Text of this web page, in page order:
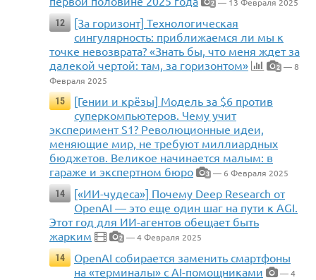
2
12
[За горизонт] Технологическая
сингулярность: приближаемся ли мы к
точке невозврата? «Знать бы, что меня ждет за
далекой чертой: там, за горизонтом»
2 — 8
Февраля 2025
15
[Гении и крёзы] Модель за $6 против
суперкомпьютеров. Чему учит
эксперимент S1? Революционные идеи,
меняющие мир, не требуют миллиардных
бюджетов. Великое начинается малым: в
гараже и экспертном бюро
3 — 6 Февраля 2025
14
[«ИИ-чудеса»] Почему Deep Research от
OpenAI — это еще один шаг на пути к AGI.
Этот год для ИИ-агентов обещает быть
жарким
2 — 4 Февраля 2025
14
OpenAI собирается заменить смартфоны
на «терминалы» с AI-помощниками
— 4